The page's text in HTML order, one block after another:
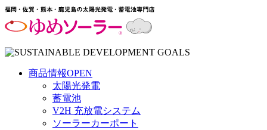
商品情報OPEN
太陽光発電
蓄電池
V2H 充放電システム
ソーラーカーポート